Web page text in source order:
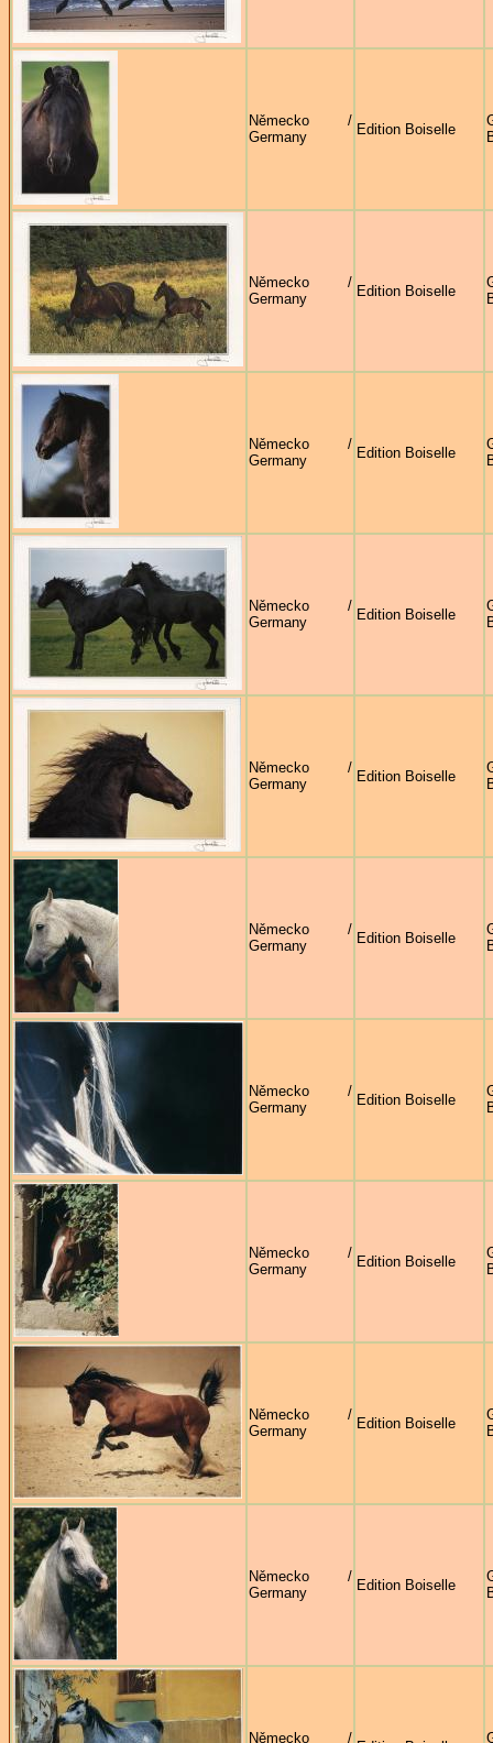
Německo /
Germany
Edition Boiselle
Německo /
Germany
Edition Boiselle
Německo /
Germany
Edition Boiselle
Německo /
Germany
Edition Boiselle
Německo /
Germany
Edition Boiselle
Německo /
Germany
Edition Boiselle
Německo /
Germany
Edition Boiselle
Německo /
Germany
Edition Boiselle
Německo /
Germany
Edition Boiselle
Německo /
Germany
Edition Boiselle
Německo /